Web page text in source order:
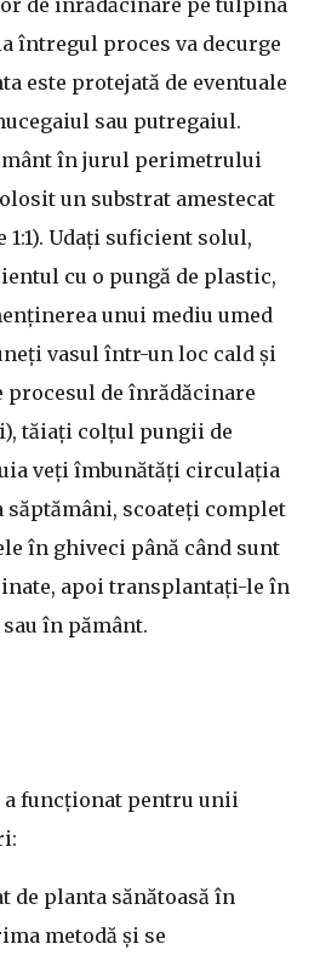
de înrădăcinare pe tulpina
întregul proces va decurge
este protejată de eventuale
sau putregaiul.
în jurul perimetrului
un substrat amestecat
Udați suficient solul,
cu o pungă de plastic,
unui mediu umed
vasul într-un loc cald și
procesul de înrădăcinare
tăiați colțul pungii de
veți îmbunătăți circulația
săptămâni, scoateți complet
în ghiveci până când sunt
apoi transplantați-le în
în pământ.
a funcționat pentru unii
de planta sănătoasă în
metodă și se